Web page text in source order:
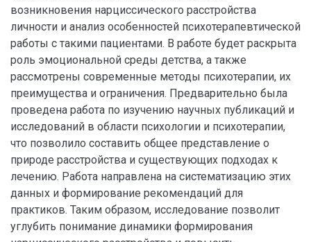
возникновения нарциссического расстройства
личности и анализ особенностей психотерапевтической
работы с такими пациентами. В работе будет раскрыта
роль эмоциональной среды детства, а также
рассмотрены современные методы психотерапии, их
преимущества и ограничения. Предварительно была
проведена работа по изучению научных публикаций и
исследований в области психологии и психотерапии,
что позволило составить общее представление о
природе расстройства и существующих подходах к
лечению. Работа направлена на систематизацию этих
данных и формирование рекомендаций для
практиков. Таким образом, исследование позволит
углубить понимание динамики формирования